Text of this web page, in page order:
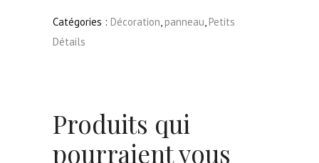
&
Party
Catégories : Décoration,panneau,Petits
Détails
Produits qui
pourraient vous